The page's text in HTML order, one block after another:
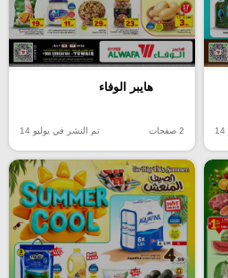
هايبر الوفاء
2 صفحات تم النشر في يوليو 14